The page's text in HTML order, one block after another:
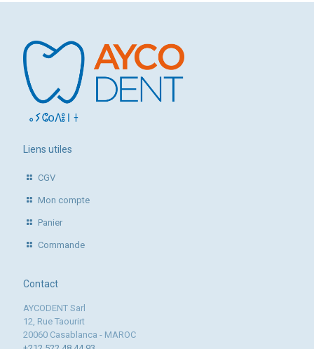
Liens utiles
CGV
Mon compte
Panier
Commande
Contact
AYCODENT Sarl
12, Rue Taourirt
20060 Casablanca - MAROC